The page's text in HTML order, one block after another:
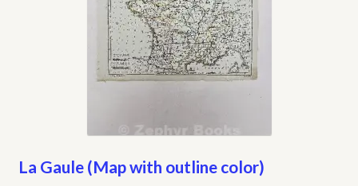
La Gaule (Map with outline color)